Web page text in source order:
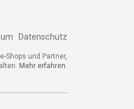
Datenschutz
Shops und Partner,
Mehr erfahren.